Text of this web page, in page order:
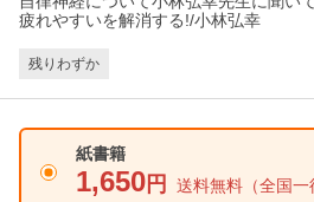
疲れやすいを解消する!/小林弘幸
残りわずか
紙書籍
1,650 円 送料無料 （全国一